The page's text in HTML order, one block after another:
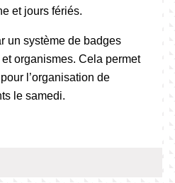
et jours fériés.
un système de badges
organismes. Cela permet
l’organisation de
le samedi.